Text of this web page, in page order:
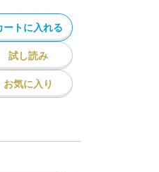
ートに入れる
試し読み
お気に入り